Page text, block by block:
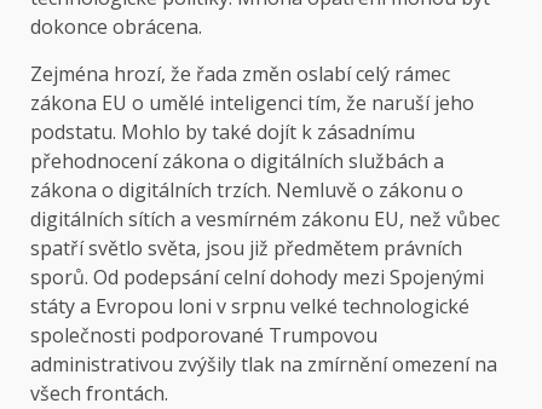
dokonce obrácena.
Zejména hrozí, že řada změn oslabí celý rámec
zákona EU o umělé inteligenci tím, že naruší jeho
podstatu. Mohlo by také dojít k zásadnímu
přehodnocení zákona o digitálních službách a
zákona o digitálních trzích. Nemluvě o zákonu o
digitálních sítích a vesmírném zákonu EU, než vůbec
spatří světlo světa, jsou již předmětem právních
sporů. Od podepsání celní dohody mezi Spojenými
státy a Evropou loni v srpnu velké technologické
společnosti podporované Trumpovou
administrativou zvýšily tlak na zmírnění omezení na
všech frontách.